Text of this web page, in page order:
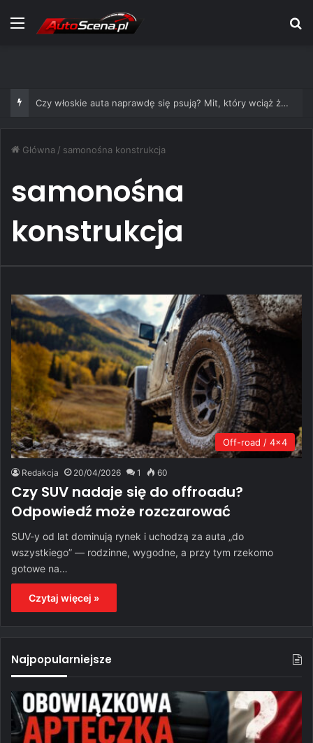
Menu
Czy włoskie auta naprawdę się psują? Mit, który wciąż żyje
Główna / samonośna konstrukcja
samonośna
konstrukcja
Off-road / 4x4
Redakcja 20/04/2026 1 60
Czy SUV nadaje się do offroadu?
Odpowiedź może rozczarować
SUV-y od lat dominują rynek i uchodzą za auta „do
wszystkiego” — rodzinne, wygodne, a przy tym rzekomo
gotowe na…
Czytaj więcej »
Najpopularniejsze